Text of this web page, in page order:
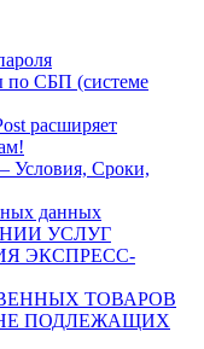
по СБП (системе
расширяет
Условия, Сроки,
данных
УСЛУГ
ЭКСПРЕСС-
ТОВАРОВ
ПОДЛЕЖАЩИХ